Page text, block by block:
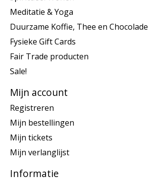
Meditatie & Yoga
Duurzame Koffie, Thee en Chocolade
Fysieke Gift Cards
Fair Trade producten
Sale!
Mijn account
Registreren
Mijn bestellingen
Mijn tickets
Mijn verlanglijst
Informatie